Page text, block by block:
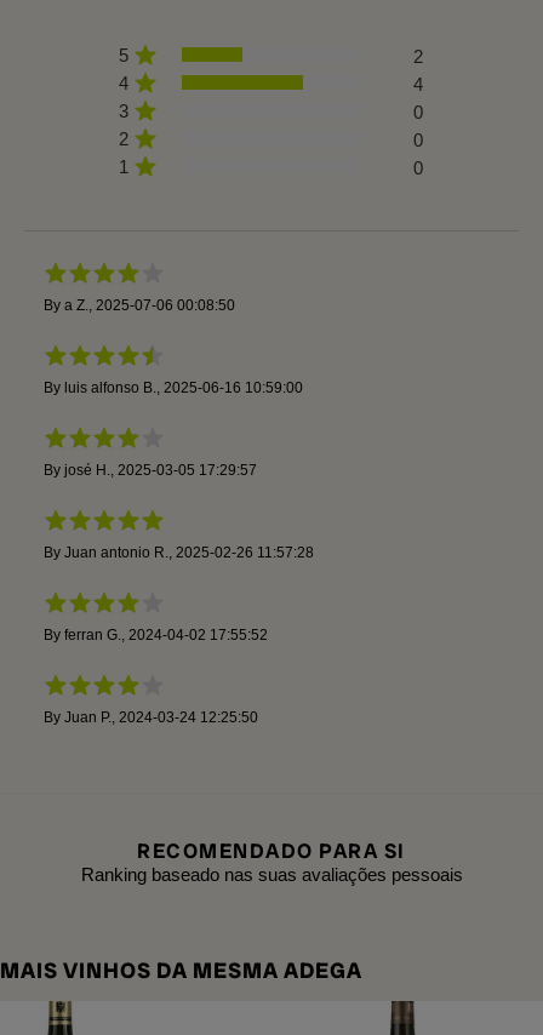
5
2
4
4
3
0
2
0
1
0
By a Z. 2025-07-06 00:08:50
By luis alfonso B. 2025-06-16 10:59:00
By josé H. 2025-03-05 17:29:57
By Juan antonio R. 2025-02-26 11:57:28
By ferran G. 2024-04-02 17:55:52
By Juan P. 2024-03-24 12:25:50
RECOMENDADO PARA SI
Ranking baseado nas suas avaliações pessoais
MAIS VINHOS DA MESMA ADEGA